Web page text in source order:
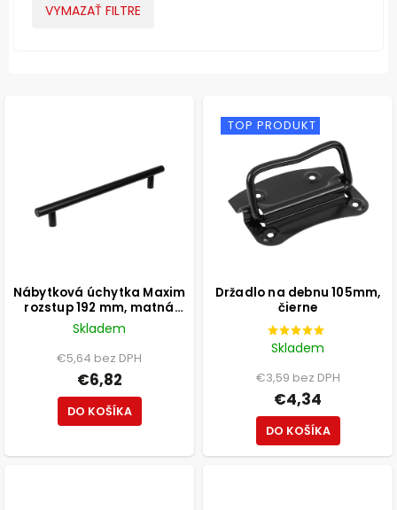
VYMAZAŤ FILTRE
Nábytková úchytka Maxim
rozstup 192 mm, matná
čierna
Skladem
€5,64 bez DPH
€6,82
DO KOŠÍKA
TOP PRODUKT
Držadlo na debnu 105mm,
čierne
Skladem
€3,59 bez DPH
€4,34
DO KOŠÍKA